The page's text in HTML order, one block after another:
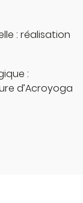
: réalisation
:
d’Acroyoga